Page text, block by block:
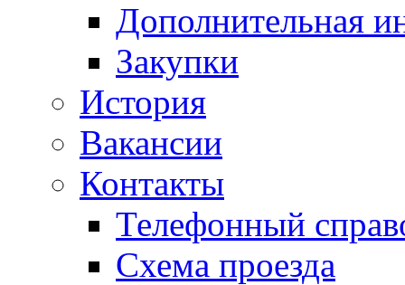
Дополнительная
Закупки
История
Вакансии
Контакты
Телефонный
Схема проезда